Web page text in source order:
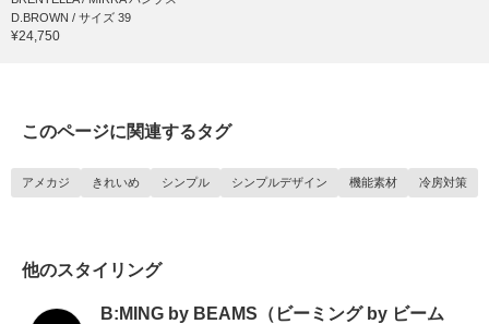
D.BROWN / サイズ 39
¥24,750
このページに関連するタグ
アメカジ きれいめ シンプル シンプルデザイン 機能素材 冷房対策
他のスタイリング
B:MING by BEAMS（ビーミング by ビーム